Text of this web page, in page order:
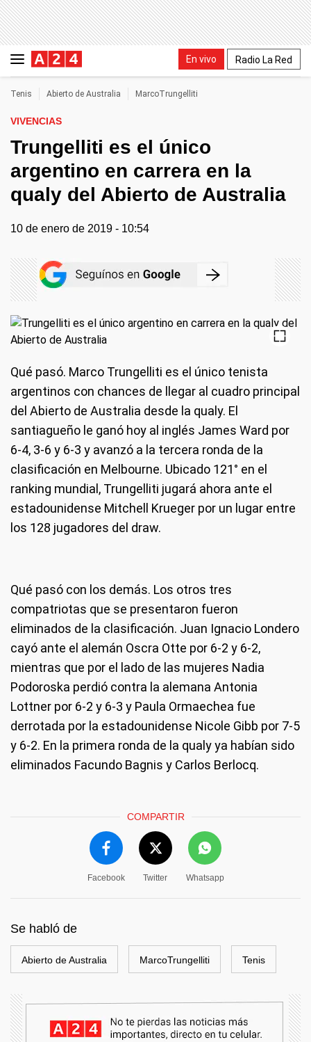
En vivo Radio La Red
Tenis Abierto de Australia MarcoTrungelliti
VIVENCIAS
Trungelliti es el único
argentino en carrera en la
qualy del Abierto de Australia
10 de enero de 2019 - 10:54
Qué pasó. Marco Trungelliti es el único tenista
argentinos con chances de llegar al cuadro principal
del Abierto de Australia desde la qualy. El
santiagueño le ganó hoy al inglés James Ward por
6-4, 3-6 y 6-3 y avanzó a la tercera ronda de la
clasificación en Melbourne. Ubicado 121° en el
ranking mundial, Trungelliti jugará ahora ante el
estadounidense Mitchell Krueger por un lugar entre
los 128 jugadores del draw.
Qué pasó con los demás. Los otros tres
compatriotas que se presentaron fueron
eliminados de la clasificación. Juan Ignacio Londero
cayó ante el alemán Oscra Otte por 6-2 y 6-2,
mientras que por el lado de las mujeres Nadia
Podoroska perdió contra la alemana Antonia
Lottner por 6-2 y 6-3 y Paula Ormaechea fue
derrotada por la estadounidense Nicole Gibb por 7-5
y 6-2. En la primera ronda de la qualy ya habían sido
eliminados Facundo Bagnis y Carlos Berlocq.
COMPARTIR
Facebook Twitter Whatsapp
Se habló de
Abierto de Australia MarcoTrungelliti Tenis